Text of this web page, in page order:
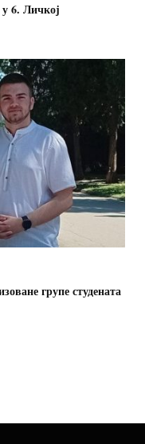
6. Личкој
групе студената